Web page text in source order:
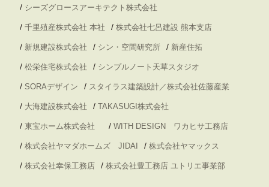
/ シーズグロースアーキテクト株式会社
/ 千里殖産株式会社 本社 / 株式会社七呂建設 熊本支店
/ 新規建設株式会社 / シン・空間研究所 / 新産住拓
/ 松栄住宅株式会社 / シンプルノート天草スタジオ
/ SORAデザイン / スタイラス建築設計／株式会社佐藤産業
/ 大海建設株式会社 / TAKASUGI株式会社
/ 東宝ホーム株式会社 / WITH DESIGN ワカヒサ工務店
/ 株式会社ヤマダホームズ JIDAI / 株式会社ヤマックス
/ 株式会社幸保工務店 / 株式会社豊工務店 ユトリエ事業部